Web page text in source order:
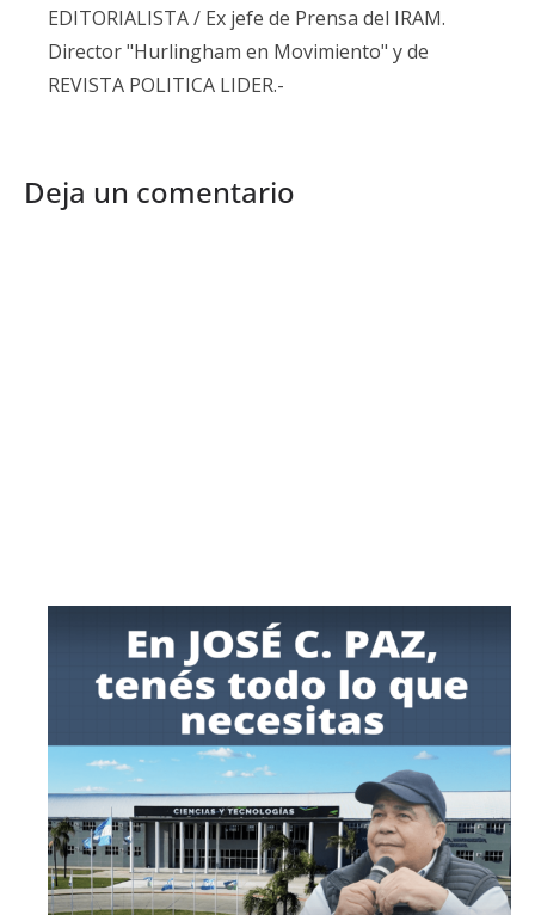
EDITORIALISTA / Ex jefe de Prensa del IRAM.
Director "Hurlingham en Movimiento" y de
REVISTA POLITICA LIDER.-
Deja un comentario